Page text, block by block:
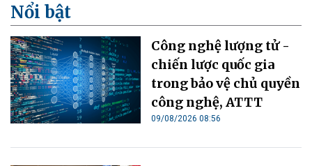
Nổi bật
Công nghệ lượng tử -
chiến lược quốc gia
trong bảo vệ chủ quyền
công nghệ, ATTT
09/08/2026 08:56